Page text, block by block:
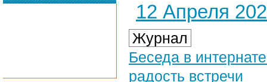
12 Апреля
Журнал
Беседа в
радость встречи